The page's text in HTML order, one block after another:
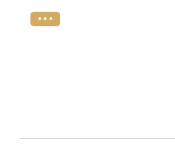
• • •